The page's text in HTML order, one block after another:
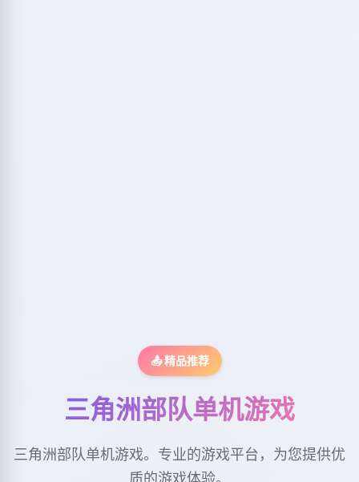
📤 精品推荐
三角洲部队单机游戏
三角洲部队单机游戏。专业的游戏平台，为您提供优
质的游戏体验。